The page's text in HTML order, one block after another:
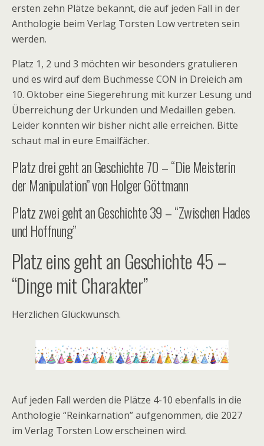
ersten zehn Plätze bekannt, die auf jeden Fall in der
Anthologie beim Verlag Torsten Low vertreten sein
werden.
Platz 1, 2 und 3 möchten wir besonders gratulieren
und es wird auf dem Buchmesse CON in Dreieich am
10. Oktober eine Siegerehrung mit kurzer Lesung und
Überreichung der Urkunden und Medaillen geben.
Leider konnten wir bisher nicht alle erreichen. Bitte
schaut mal in eure Emailfächer.
Platz drei geht an Geschichte 70 – “Die Meisterin
der Manipulation” von Holger Göttmann
Platz zwei geht an Geschichte 39 – “Zwischen Hades
und Hoffnung”
Platz eins geht an Geschichte 45 –
“Dinge mit Charakter”
Herzlichen Glückwunsch.
Auf jeden Fall werden die Plätze 4-10 ebenfalls in die
Anthologie “Reinkarnation” aufgenommen, die 2027
im Verlag Torsten Low erscheinen wird.